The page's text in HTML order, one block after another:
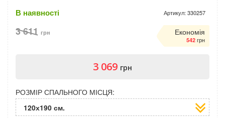
В наявності Артикул: 330257
3 611 грн Економія
542 грн
3 069 грн
РОЗМІР СПАЛЬНОГО МІСЦЯ:
120х190 см.